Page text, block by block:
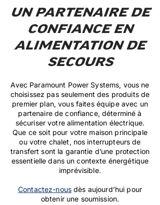
UN PARTENAIRE DE
CONFIANCE EN
ALIMENTATION DE
SECOURS
Avec Paramount Power Systems, vous ne
choisissez pas seulement des produits de
premier plan, vous faites équipe avec un
partenaire de confiance, déterminé à
sécuriser votre alimentation électrique.
Que ce soit pour votre maison principale
ou votre chalet, nos interrupteurs de
transfert sont la garantie d’une protection
essentielle dans un contexte énergétique
imprévisible.
Contactez-nous dès aujourd’hui pour
obtenir une soumission.